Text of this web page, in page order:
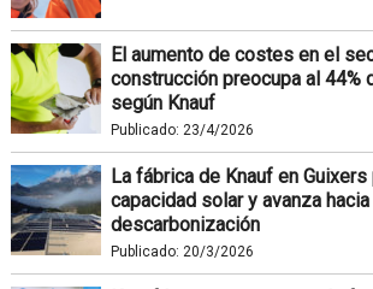
El aumento de costes en el
construcción preocupa al 44%
según Knauf
Publicado: 23/4/2026
La fábrica de Knauf en
capacidad solar y avanza hacia
descarbonización
Publicado: 20/3/2026